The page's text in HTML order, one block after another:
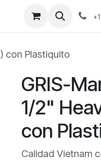
con Plastiquito
GRIS-
1/2"
con
Calidad Vietnam